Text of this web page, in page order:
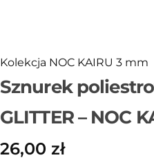
Kolekcja NOC KAIRU 3 mm
Sznurek
GLITTER – NOC
26,00 zł